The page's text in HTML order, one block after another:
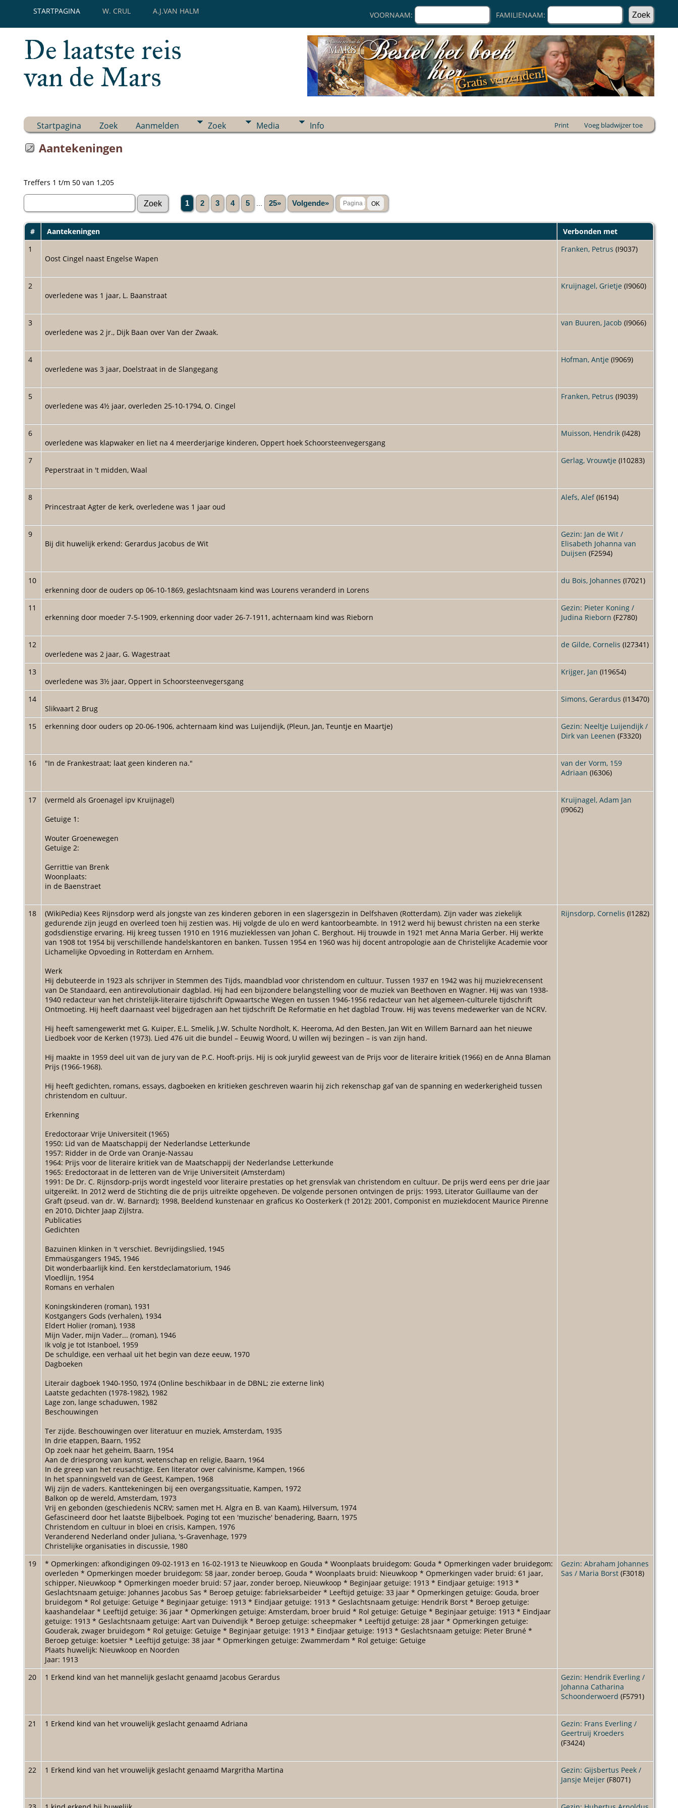
STARTPAGINA W. CRUL A.J.VAN HALM VOORNAAM: FAMILIENAAM:
De laatste reis
van de Mars
Startpagina Zoek Aanmelden Zoek Media Info Print Voeg bladwijzer toe
Aantekeningen
Treffers 1 t/m 50 van 1,205
1 2 3 4 5 25» Volgende»
# Aantekeningen
Verbonden met
1
Oost Cingel naast Engelse Wapen
Franken, Petrus (I9037)
2
overledene was 1 jaar, L. Baanstraat
Kruijnagel, Grietje (I9060)
3
overledene was 2 jr., Dijk Baan over Van der Zwaak.
van Buuren, Jacob (I9066)
4
overledene was 3 jaar, Doelstraat in de Slangegang
Hofman, Antje (I9069)
5
overledene was 4½ jaar, overleden 25-10-1794, O. Cingel
Franken, Petrus (I9039)
6
overledene was klapwaker en liet na 4 meerderjarige kinderen, Oppert hoek Schoorsteenvegersgang
Muisson, Hendrik (I428)
7
Peperstraat in 't midden, Waal
Gerlag, Vrouwtje (I10283)
8
Princestraat Agter de kerk, overledene was 1 jaar oud
Alefs, Alef(I6194)
9
Bij dit huwelijk erkend: Gerardus Jacobus de Wit
Gezin: Jan de Wit /
Elisabeth Johanna van
Duijsen (F2594)
10
erkenning door de ouders op 06-10-1869, geslachtsnaam kind was Lourens veranderd in Lorens
du Bois, Johannes (I7021)
11
erkenning door moeder 7-5-1909, erkenning door vader 26-7-1911, achternaam kind was Rieborn
Gezin: Pieter Koning /
Judina Rieborn (F2780)
12
overledene was 2 jaar, G. Wagestraat
de Gilde, Cornelis (I27341)
13
overledene was 3½ jaar, Oppert in Schoorsteenvegersgang
Krijger, Jan (I19654)
14
Slikvaart 2 Brug
Simons, Gerardus (I13470)
15 erkenning door ouders op 20-06-1906, achternaam kind was Luijendijk, (Pleun, Jan, Teuntje en Maartje)
Gezin: Neeltje Luijendijk /
Dirk van Leenen (F3320)
16 "In de Frankestraat; laat geen kinderen na."
van der Vorm, 159
Adriaan (I6306)
17
(vermeld als Groenagel ipv Kruijnagel)
Getuige 1:
Wouter Groenewegen
Getuige 2:
Gerrittie van Brenk
Woonplaats:
in de Baenstraet
Kruijnagel, Adam Jan
(I9062)
18
(WikiPedia) Kees Rijnsdorp werd als jongste van zes kinderen geboren in een slagersgezin in Delfshaven (Rotterdam). Zijn vader was ziekelijk
gedurende zijn jeugd en overleed toen hij zestien was. Hij volgde de ulo en werd kantoorbeambte. In 1912 werd hij bewust christen na een sterke
godsdienstige ervaring. Hij kreeg tussen 1910 en 1916 muzieklessen van Johan C. Berghout. Hij trouwde in 1921 met Anna Maria Gerber. Hij werkte
van 1908 tot 1954 bij verschillende handelskantoren en banken. Tussen 1954 en 1960 was hij docent antropologie aan de Christelijke Academie voor
Lichamelijke Opvoeding in Rotterdam en Arnhem.
Werk
Hij debuteerde in 1923 als schrijver in Stemmen des Tijds, maandblad voor christendom en cultuur. Tussen 1937 en 1942 was hij muziekrecensent
van De Standaard, een antirevolutionair dagblad. Hij had een bijzondere belangstelling voor de muziek van Beethoven en Wagner. Hij was van 1938-
1940 redacteur van het christelijk-literaire tijdschrift Opwaartsche Wegen en tussen 1946-1956 redacteur van het algemeen-culturele tijdschrift
Ontmoeting. Hij heeft daarnaast veel bijgedragen aan het tijdschrift De Reformatie en het dagblad Trouw. Hij was tevens medewerker van de NCRV.
Hij heeft samengewerkt met G. Kuiper, E.L. Smelik, J.W. Schulte Nordholt, K. Heeroma, Ad den Besten, Jan Wit en Willem Barnard aan het nieuwe
Liedboek voor de Kerken (1973). Lied 476 uit die bundel – Eeuwig Woord, U willen wij bezingen – is van zijn hand.
Hij maakte in 1959 deel uit van de jury van de P.C. Hooft-prijs. Hij is ook jurylid geweest van de Prijs voor de literaire kritiek (1966) en de Anna Blaman
Prijs (1966-1968).
Hij heeft gedichten, romans, essays, dagboeken en kritieken geschreven waarin hij zich rekenschap gaf van de spanning en wederkerigheid tussen
christendom en cultuur.
Erkenning
Eredoctoraar Vrije Universiteit (1965)
1950: Lid van de Maatschappij der Nederlandse Letterkunde
1957: Ridder in de Orde van Oranje-Nassau
1964: Prijs voor de literaire kritiek van de Maatschappij der Nederlandse Letterkunde
1965: Eredoctoraat in de letteren van de Vrije Universiteit (Amsterdam)
1991: De Dr. C. Rijnsdorp-prijs wordt ingesteld voor literaire prestaties op het grensvlak van christendom en cultuur. De prijs werd eens per drie jaar
uitgereikt. In 2012 werd de Stichting die de prijs uitreikte opgeheven. De volgende personen ontvingen de prijs: 1993, Literator Guillaume van der
Graft (pseud. van dr. W. Barnard); 1998, Beeldend kunstenaar en graficus Ko Oosterkerk († 2012); 2001, Componist en muziekdocent Maurice Pirenne
en 2010, Dichter Jaap Zijlstra.
Publicaties
Gedichten
Bazuinen klinken in 't verschiet. Bevrijdingslied, 1945
Emmaüsgangers 1945, 1946
Dit wonderbaarlijk kind. Een kerstdeclamatorium, 1946
Vloedlijn, 1954
Romans en verhalen
Koningskinderen (roman), 1931
Kostgangers Gods (verhalen), 1934
Eldert Holier (roman), 1938
Mijn Vader, mijn Vader... (roman), 1946
Ik volg je tot Istanboel, 1959
De schuldige, een verhaal uit het begin van deze eeuw, 1970
Dagboeken
Literair dagboek 1940-1950, 1974 (Online beschikbaar in de DBNL; zie externe link)
Laatste gedachten (1978-1982), 1982
Lage zon, lange schaduwen, 1982
Beschouwingen
Ter zijde. Beschouwingen over literatuur en muziek, Amsterdam, 1935
In drie etappen, Baarn, 1952
Op zoek naar het geheim, Baarn, 1954
Aan de driesprong van kunst, wetenschap en religie, Baarn, 1964
In de greep van het reusachtige. Een literator over calvinisme, Kampen, 1966
In het spanningsveld van de Geest, Kampen, 1968
Wij zijn de vaders. Kanttekeningen bij een overgangssituatie, Kampen, 1972
Balkon op de wereld, Amsterdam, 1973
Vrij en gebonden (geschiedenis NCRV; samen met H. Algra en B. van Kaam), Hilversum, 1974
Gefascineerd door het laatste Bijbelboek. Poging tot een 'muzische' benadering, Baarn, 1975
Christendom en cultuur in bloei en crisis, Kampen, 1976
Veranderend Nederland onder Juliana, 's-Gravenhage, 1979
Christelijke organisaties in discussie, 1980
Rijnsdorp, Cornelis (I1282)
19
* Opmerkingen: afkondigingen 09-02-1913 en 16-02-1913 te Nieuwkoop en Gouda * Woonplaats bruidegom: Gouda * Opmerkingen vader bruidegom:
overleden * Opmerkingen moeder bruidegom: 58 jaar, zonder beroep, Gouda * Woonplaats bruid: Nieuwkoop * Opmerkingen vader bruid: 61 jaar,
schipper, Nieuwkoop * Opmerkingen moeder bruid: 57 jaar, zonder beroep, Nieuwkoop * Beginjaar getuige: 1913 * Eindjaar getuige: 1913 *
Geslachtsnaam getuige: Johannes Jacobus Sas * Beroep getuige: fabrieksarbeider * Leeftijd getuige: 33 jaar * Opmerkingen getuige: Gouda, broer
bruidegom * Rol getuige: Getuige * Beginjaar getuige: 1913 * Eindjaar getuige: 1913 * Geslachtsnaam getuige: Hendrik Borst * Beroep getuige:
kaashandelaar * Leeftijd getuige: 36 jaar * Opmerkingen getuige: Amsterdam, broer bruid * Rol getuige: Getuige * Beginjaar getuige: 1913 * Eindjaar
getuige: 1913 * Geslachtsnaam getuige: Aart van Duivendijk * Beroep getuige: scheepmaker * Leeftijd getuige: 28 jaar * Opmerkingen getuige:
Gouderak, zwager bruidegom * Rol getuige: Getuige * Beginjaar getuige: 1913 * Eindjaar getuige: 1913 * Geslachtsnaam getuige: Pieter Bruné *
Beroep getuige: koetsier * Leeftijd getuige: 38 jaar * Opmerkingen getuige: Zwammerdam * Rol getuige: Getuige
Plaats huwelijk: Nieuwkoop en Noorden
Jaar: 1913
Gezin: Abraham Johannes
Sas / Maria Borst (F3018)
20 1 Erkend kind van het mannelijk geslacht genaamd Jacobus Gerardus
Gezin: Hendrik Everling /
Johanna Catharina
Schoonderwoerd (F5791)
21 1 Erkend kind van het vrouwelijk geslacht genaamd Adriana
Gezin: Frans Everling /
Geertruij Kroeders
(F3424)
22 1 Erkend kind van het vrouwelijk geslacht genaamd Margritha Martina
Gezin: Gijsbertus Peek /
Jansje Meijer (F8071)